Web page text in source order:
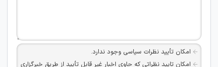
امکان تأیید نظرات سیاسی وجود ندارد.
امکان تایید نظراتی که حاوی اخبار غیر قابل تأیید از طریق خبرگزاری